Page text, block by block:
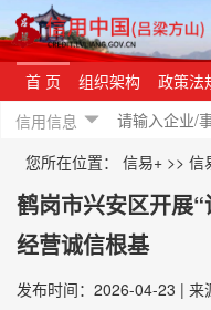
首 页 组织架构 政策法
信用信息
您所在位置： 信易+ >> 信
鹤岗市兴安区开展
经营诚信根基
发布时间：2026-04-23 | 来